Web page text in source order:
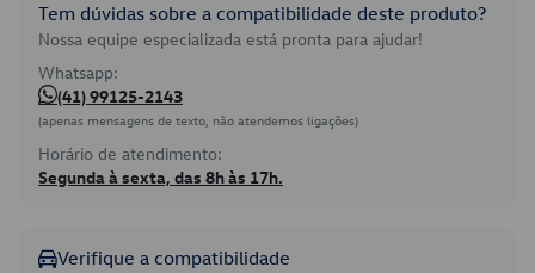
Tem dúvidas sobre a compatibilidade deste produto?
Nossa equipe especializada está pronta para ajudar!
Whatsapp:
(41) 99125-2143
(apenas mensagens de texto, não atendemos ligações)
Horário de atendimento:
Segunda à sexta, das 8h às 17h.
Verifique a compatibilidade